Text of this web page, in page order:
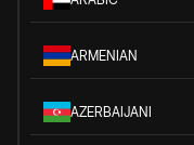
ARMENIAN
AZERBAIJANI